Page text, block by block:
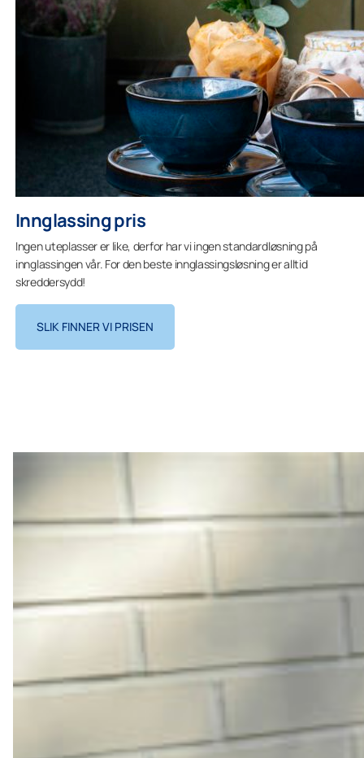
Innglassing pris
Ingen uteplasser er like, derfor har vi ingen standardløsning på
innglassingen vår. For den beste innglassingsløsning er alltid
skreddersydd!
SLIK FINNER VI PRISEN